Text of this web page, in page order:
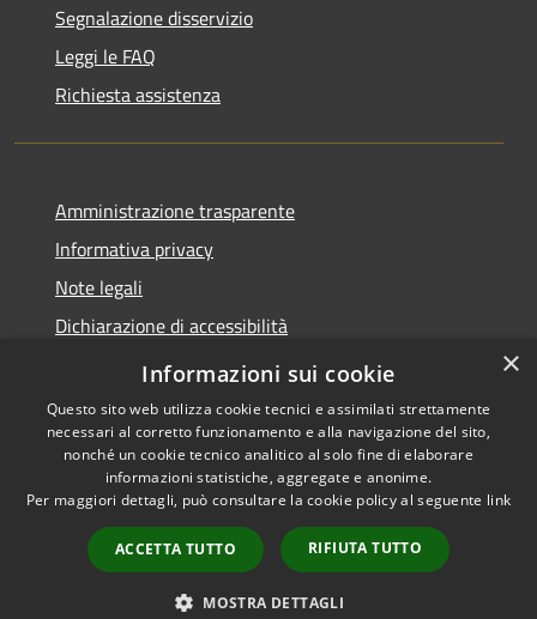
Segnalazione disservizio
Leggi le FAQ
Richiesta assistenza
Amministrazione trasparente
Informativa privacy
Note legali
Dichiarazione di accessibilità
Dichiarazione di accessibilità App Municipium
Accessibilità
Copyright © 2026 • Comune di
Falcade • Powered by
Municipium•
Accesso
redazione
×
Informazioni sui cookie
Questo sito web utilizza cookie tecnici e assimilati strettamente
necessari al corretto funzionamento e alla navigazione del sito,
nonché un cookie tecnico analitico al solo fine di elaborare
informazioni statistiche, aggregate e anonime.
Per maggiori dettagli, può consultare la cookie policy al seguente link
ACCETTA TUTTO RIFIUTA TUTTO
MOSTRA DETTAGLI